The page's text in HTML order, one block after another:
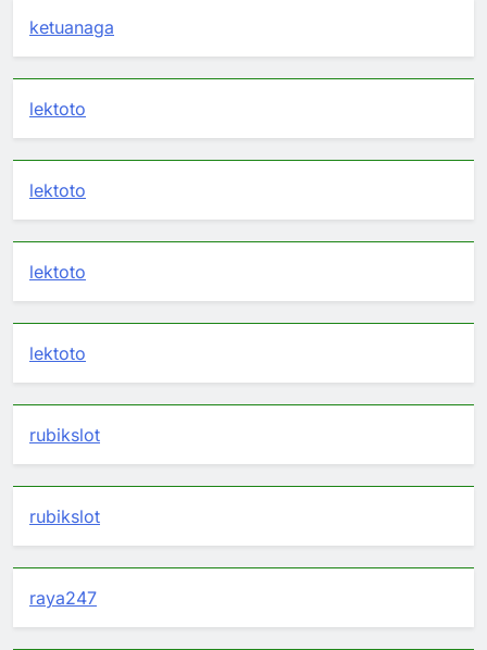
ketuanaga
lektoto
lektoto
lektoto
lektoto
rubikslot
rubikslot
raya247